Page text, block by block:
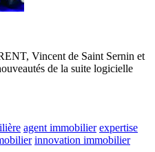
Vincent de Saint Sernin et
de la suite logicielle
agent immobilier expertise
innovation immobilier